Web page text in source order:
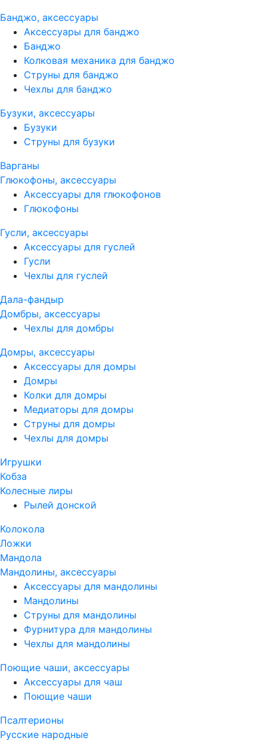
Банджо, аксессуары
Аксессуары для банджо
Банджо
Колковая механика для банджо
Струны для банджо
Чехлы для банджо
Бузуки, аксессуары
Бузуки
Струны для бузуки
Варганы
Глюкофоны, аксессуары
Аксессуары для глюкофонов
Глюкофоны
Гусли, аксессуары
Аксессуары для гуслей
Гусли
Чехлы для гуслей
Дала-фандыр
Домбры, аксессуары
Чехлы для домбры
Домры, аксессуары
Аксессуары для домры
Домры
Колки для домры
Медиаторы для домры
Струны для домры
Чехлы для домры
Игрушки
Кобза
Колесные лиры
Рылей донской
Колокола
Ложки
Мандола
Мандолины, аксессуары
Аксессуары для мандолины
Мандолины
Струны для мандолины
Фурнитура для мандолины
Чехлы для мандолины
Поющие чаши, аксессуары
Аксессуары для чаш
Поющие чаши
Псалтерионы
Русские народные